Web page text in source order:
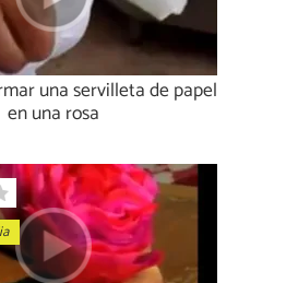
una servilleta de papel
en una rosa